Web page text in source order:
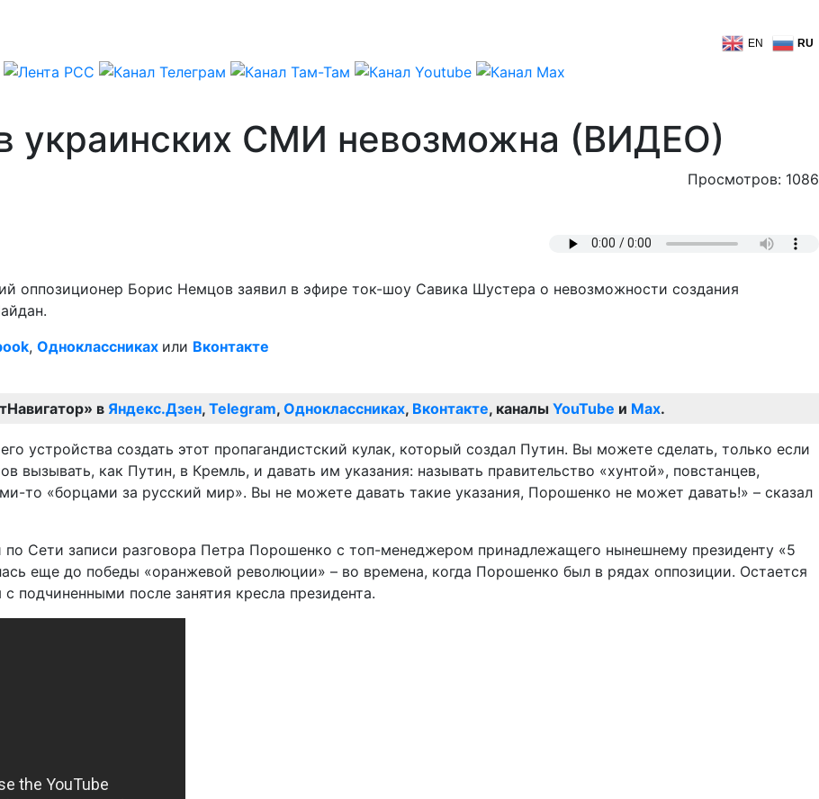
EN RU
украинских СМИ невозможна (ВИДЕО)
Просмотров: 1086
оппозиционер Борис Немцов заявил в эфире ток-шоу Савика Шустера о невозможности создания
, Одноклассниках или Вконтакте
в Яндекс.Дзен, Telegram, Одноклассниках, Вконтакте, каналы YouTube и Max.
устройства создать этот пропагандистский кулак, который создал Путин. Вы можете сделать, только если
как Путин, в Кремль, и давать им указания: называть правительство «хунтой», повстанцев,
то «борцами за русский мир». Вы не можете давать такие указания, Порошенко не может давать!» – сказал
Сети записи разговора Петра Порошенко с топ-менеджером принадлежащего нынешнему президенту «5
еще до победы «оранжевой революции» – во времена, когда Порошенко был в рядах оппозиции. Остается
подчиненными после занятия кресла президента.